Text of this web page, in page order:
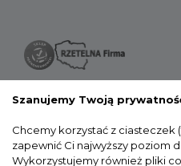
Szanujemy Twoją
Chcemy korzystać z ciasteczek
zapewnić Ci najwyższy poziom
Wykorzystujemy również pliki